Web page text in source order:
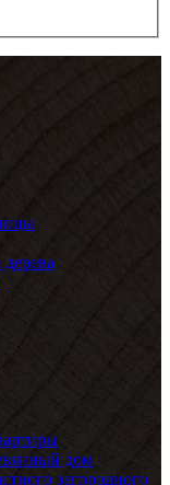
дом
загородного